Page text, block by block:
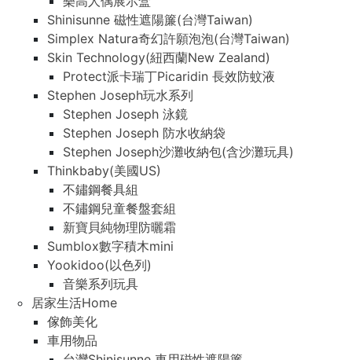
Shinisunne 磁性遮陽簾(台灣Taiwan)
Simplex Natura奇幻許願泡泡(台灣Taiwan)
Skin Technology(紐西蘭New Zealand)
Protect派卡瑞丁Picaridin 長效防蚊液
Stephen Joseph玩水系列
Stephen Joseph 泳鏡
Stephen Joseph 防水收納袋
Stephen Joseph沙灘收納包(含沙灘玩具)
Thinkbaby(美國US)
不鏽鋼餐具組
不鏽鋼兒童餐盤套組
新寶貝純物理防曬霜
Sumblox數字積木mini
Yookidoo(以色列)
音樂系列玩具
居家生活Home
傢飾美化
車用物品